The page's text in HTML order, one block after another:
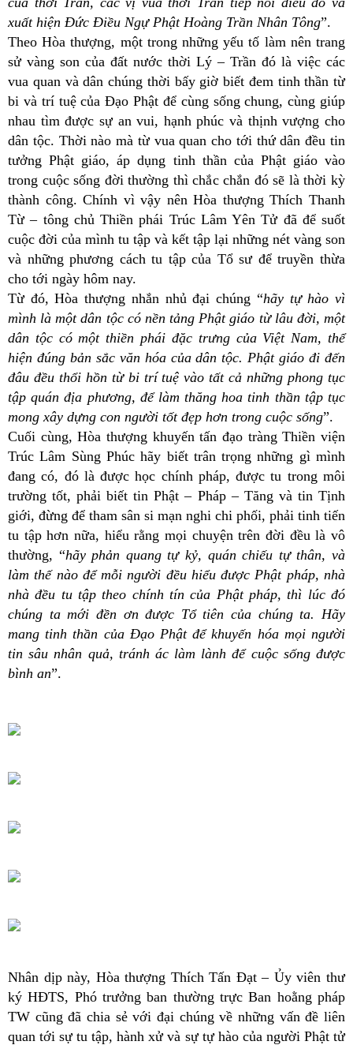
xuất hiện Đức Điều Ngự Phật Hoàng Trần Nhân Tông”.
Theo Hòa thượng, một trong những yếu tố làm nên trang
sử vàng son của đất nước thời Lý – Trần đó là việc các
vua quan và dân chúng thời bấy giờ biết đem tinh thần từ
bi và trí tuệ của Đạo Phật để cùng sống chung, cùng giúp
nhau tìm được sự an vui, hạnh phúc và thịnh vượng cho
dân tộc. Thời nào mà từ vua quan cho tới thứ dân đều tin
tưởng Phật giáo, áp dụng tinh thần của Phật giáo vào
trong cuộc sống đời thường thì chắc chắn đó sẽ là thời kỳ
thành công. Chính vì vậy nên Hòa thượng Thích Thanh
Từ – tông chủ Thiền phái Trúc Lâm Yên Tử đã để suốt
cuộc đời của mình tu tập và kết tập lại những nét vàng son
và những phương cách tu tập của Tổ sư để truyền thừa
cho tới ngày hôm nay.
Từ đó, Hòa thượng nhắn nhủ đại chúng “hãy tự hào vì
mình là một dân tộc có nền tảng Phật giáo từ lâu đời, một
dân tộc có một thiền phái đặc trưng của Việt Nam, thể
hiện đúng bản sắc văn hóa của dân tộc. Phật giáo đi đến
đâu đều thổi hồn từ bi trí tuệ vào tất cả những phong tục
tập quán địa phương, để làm thăng hoa tinh thần tập tục
mong xây dựng con người tốt đẹp hơn trong cuộc sống”.
Cuối cùng, Hòa thượng khuyến tấn đạo tràng Thiền viện
Trúc Lâm Sùng Phúc hãy biết trân trọng những gì mình
đang có, đó là được học chính pháp, được tu trong môi
trường tốt, phải biết tin Phật – Pháp – Tăng và tin Tịnh
giới, đừng để tham sân si mạn nghi chi phối, phải tinh tiến
tu tập hơn nữa, hiểu rằng mọi chuyện trên đời đều là vô
thường, “hãy phản quang tự kỷ, quán chiếu tự thân, và
làm thế nào để mỗi người đều hiểu được Phật pháp, nhà
nhà đều tu tập theo chính tín của Phật pháp, thì lúc đó
chúng ta mới đền ơn được Tổ tiên của chúng ta. Hãy
mang tinh thần của Đạo Phật để khuyến hóa mọi người
tin sâu nhân quả, tránh ác làm lành để cuộc sống được
bình an”.
Nhân dịp này, Hòa thượng Thích Tấn Đạt – Ủy viên thư
ký HĐTS, Phó trưởng ban thường trực Ban hoằng pháp
TW cũng đã chia sẻ với đại chúng về những vấn đề liên
quan tới sự tu tập, hành xử và sự tự hào của người Phật tử